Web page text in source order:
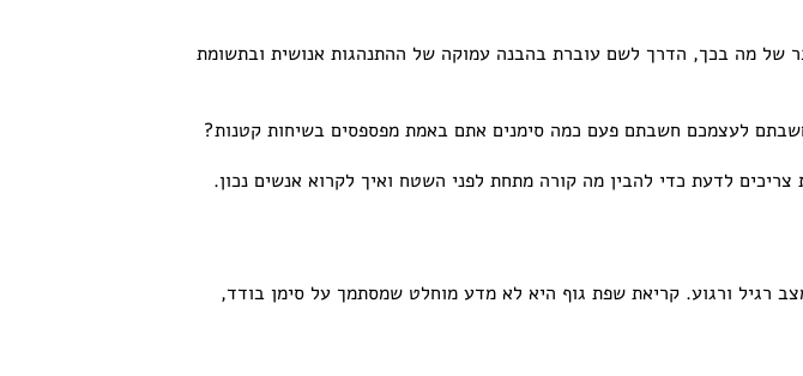
של מה בכך, הדרך לשם עוברת בהבנה עמוקה של ההתנהגות אנושית ובתשומת
לעצמכם חשבתם פעם כמה סימנים אתם באמת מפספסים בשיחות קטנות?
רגיל ורגוע. קריאת שפת גוף היא לא מדע מוחלט שמסתמך על סימן בודד,